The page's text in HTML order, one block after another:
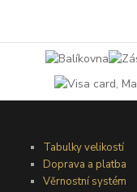
Tabulky velikostí
Doprava a platba
Věrnostní systém